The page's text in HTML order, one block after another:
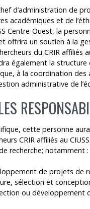
d’administration de
académiques et de
Centre-Ouest, la
offrira un soutien à la
du CRIR affiliés
également la structure
à la coordination des
administrative de
cette personne
CRIR affiliés au
recherche; notamment :
de projets de
sélection et
ou développement